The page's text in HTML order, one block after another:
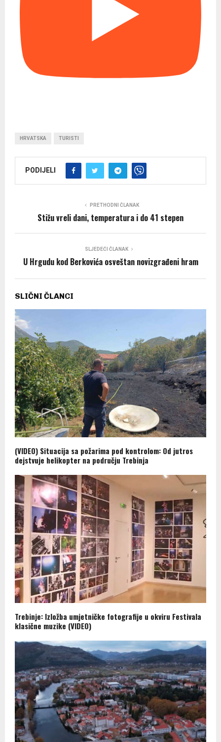
HRVATSKA TURISTI
PODIJELI
PRETHODNI ČLANAK
Stižu vreli dani, temperatura i do 41 stepen
SLJEDEĆI ČLANAK
U Hrgudu kod Berkovića osveštan novizgrađeni hram
SLIČNI ČLANCI
(VIDEO) Situacija sa požarima pod kontrolom: Od jutros
dejstvuje helikopter na području Trebinja
Trebinje: Izložba umjetničke fotografije u okviru Festivala
klasične muzike (VIDEO)